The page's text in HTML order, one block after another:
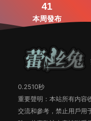
41
本周發布
0.2510秒
重要聲明：本站所有内容
交流和參考，禁止用戶用